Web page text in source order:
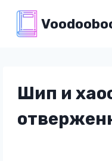
содержимому
Шип и